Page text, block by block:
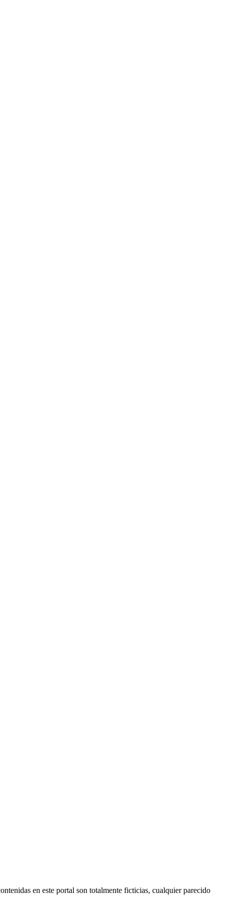
en este portal son totalmente ficticias, cualquier parecido